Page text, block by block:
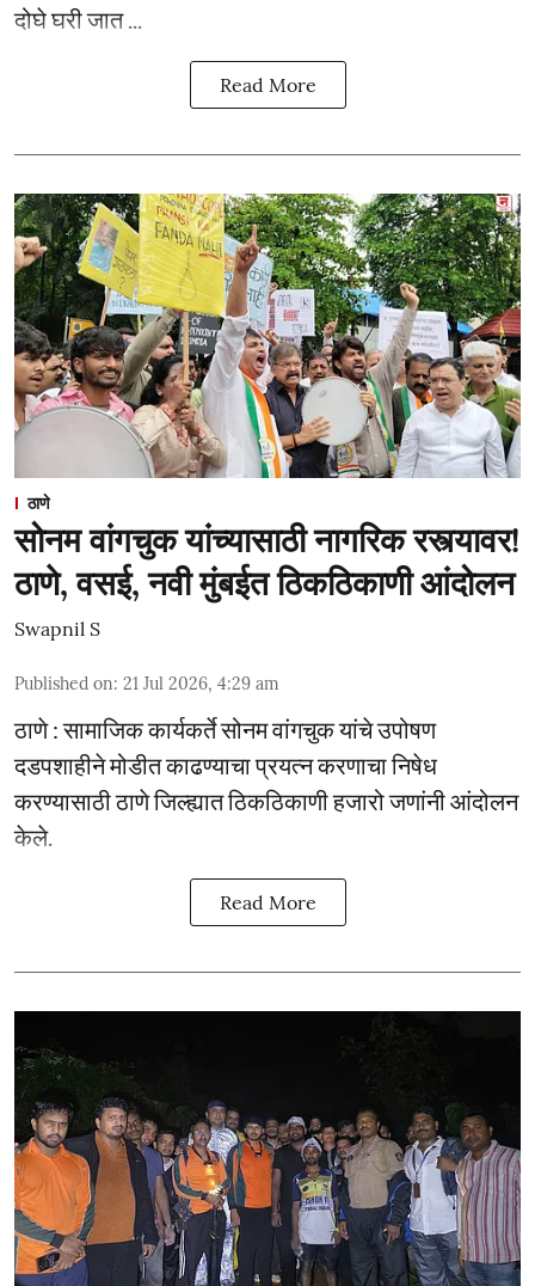
दोघे घरी जात ...
Read More
ठाणे
सोनम वांगचुक यांच्यासाठी नागरिक रस्त्यावर!
ठाणे, वसई, नवी मुंबईत ठिकठिकाणी आंदोलन
Swapnil S
Published on: 21 Jul 2026, 4:29 am
ठाणे : सामाजिक कार्यकर्ते सोनम वांगचुक यांचे उपोषण
दडपशाहीने मोडीत काढण्याचा प्रयत्न करणाचा निषेध
करण्यासाठी ठाणे जिल्ह्यात ठिकठिकाणी हजारो जणांनी आंदोलन
केले.
Read More